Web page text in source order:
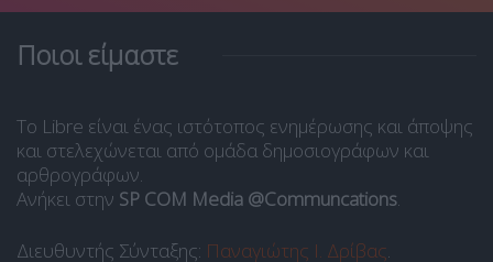
Ποιοι είμαστε
Το Libre είναι ένας ιστότοπος ενημέρωσης και άποψης
και στελεχώνεται από ομάδα δημοσιογράφων και
αρθρογράφων.
Ανήκει στην SP COM Media @Communcations.
Διευθυντής Σύνταξης: Παναγιώτης Ι. Δρίβας.